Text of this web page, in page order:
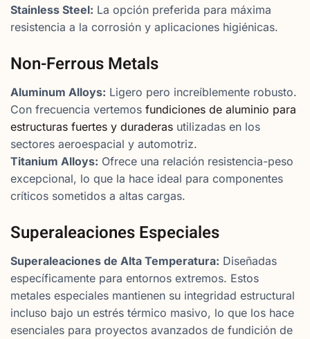
Stainless Steel: La opción preferida para máxima
resistencia a la corrosión y aplicaciones higiénicas.
Non-Ferrous Metals
Aluminum Alloys: Ligero pero increíblemente robusto.
Con frecuencia vertemos fundiciones de aluminio para
estructuras fuertes y duraderas utilizadas en los
sectores aeroespacial y automotriz.
Titanium Alloys: Ofrece una relación resistencia-peso
excepcional, lo que la hace ideal para componentes
críticos sometidos a altas cargas.
Superaleaciones Especiales
Superaleaciones de Alta Temperatura: Diseñadas
específicamente para entornos extremos. Estos
metales especiales mantienen su integridad estructural
incluso bajo un estrés térmico masivo, lo que los hace
esenciales para proyectos avanzados de fundición de